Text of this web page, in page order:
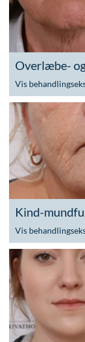
Overlæbe-
Vis
Kind-
Vis